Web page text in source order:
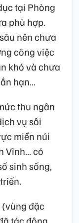
tại Phòng
phù hợp.
nên chưa
công việc
khó và chưa
hạn…
thu ngân
vụ sôi
miền núi
Vĩnh… có
sinh sống,
đặc